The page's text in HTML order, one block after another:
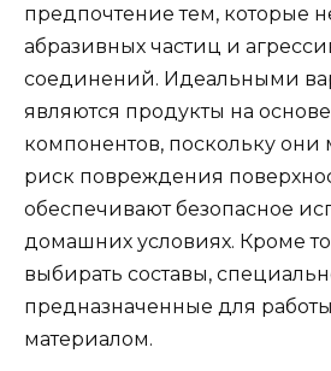
предпочтение тем, которые
абразивных частиц и
соединений. Идеальными
являются продукты на
компонентов, поскольку
риск повреждения
обеспечивают безопасное
домашних условиях. Кроме
выбирать составы,
предназначенные для
материалом.